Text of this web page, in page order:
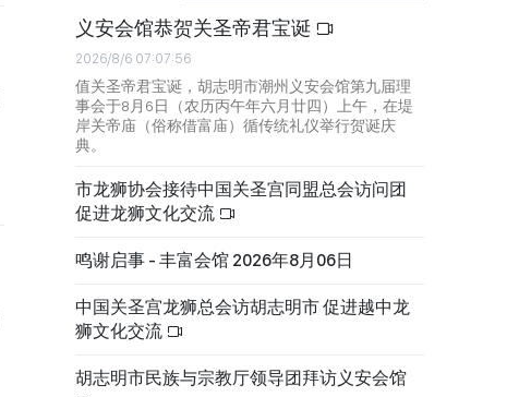
义安会馆恭贺关圣帝君宝诞
2026/8/6 07:07:56
值关圣帝君宝诞，胡志明市潮州义安会馆第九届理
事会于8月6日（农历丙午年六月廿四）上午，在堤
岸关帝庙（俗称借富庙）循传统礼仪举行贺诞庆
典。
市龙狮协会接待中国关圣宫同盟总会访问团
促进龙狮文化交流
鸣谢启事 - 丰富会馆 2026年8月06日
中国关圣宫龙狮总会访胡志明市 促进越中龙
狮文化交流
胡志明市民族与宗教厅领导团拜访义安会馆